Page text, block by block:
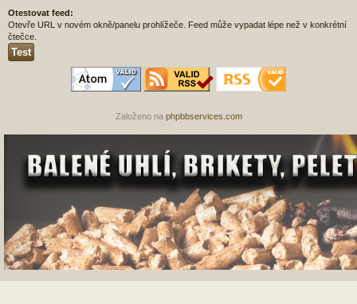
Otestovat feed:
Otevře URL v novém okně/panelu prohlížeče. Feed může vypadat lépe než v konkrétní
čtečce.
Založeno na phpbbservices.com